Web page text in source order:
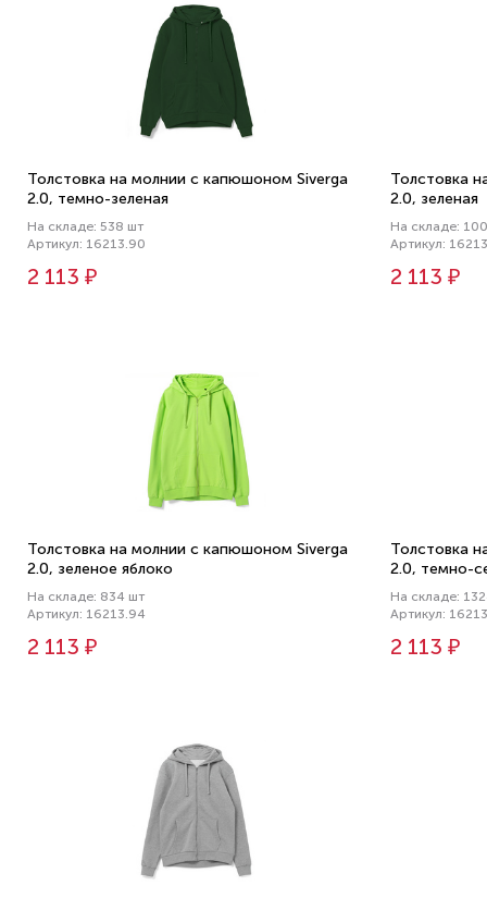
Толстовка на молнии с капюшоном Siverga
2.0, темно-зеленая
На складе: 538 шт
Артикул: 16213.90
2 113 ₽
Толстовка
2.0, зеленая
На складе:
Артикул:
2 113 ₽
Толстовка на молнии с капюшоном Siverga
2.0, зеленое яблоко
На складе: 834 шт
Артикул: 16213.94
2 113 ₽
Толстовка
2.0, темно-
На складе:
Артикул:
2 113 ₽